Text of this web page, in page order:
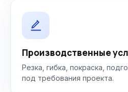
Производственные
Резка, гибка, покраска,
под требования проекта.